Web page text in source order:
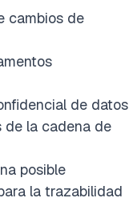
cambios de
de datos
de la cadena de
posible
la trazabilidad